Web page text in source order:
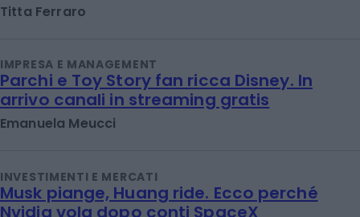
Titta Ferraro
IMPRESA E MANAGEMENT
Parchi e Toy Story fan ricca Disney. In
arrivo canali in streaming gratis
Emanuela Meucci
INVESTIMENTI E MERCATI
Musk piange, Huang ride. Ecco perché
Nvidia vola dopo conti SpaceX